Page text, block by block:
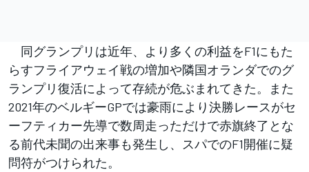
同グランプリは近年、より多くの利益をF1にもた
らすフライアウェイ戦の増加や隣国オランダでのグ
ランプリ復活によって存続が危ぶまれてきた。また
2021年のベルギーGPでは豪雨により決勝レースがセ
ーフティカー先導で数周走っただけで赤旗終了とな
る前代未聞の出来事も発生し、スパでのF1開催に疑
問符がつけられた。